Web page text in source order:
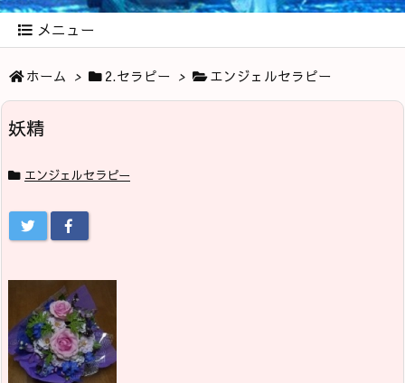
メニュー
ホーム > 2.セラピー > エンジェルセラピー
妖精
エンジェルセラピー